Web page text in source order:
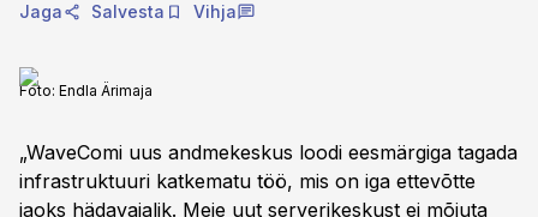
Jaga Salvesta Vihja
Foto: Endla Ärimaja
„WaveComi uus andmekeskus loodi eesmärgiga tagada
infrastruktuuri katkematu töö, mis on iga ettevõtte
jaoks hädavajalik. Meie uut serverikeskust ei mõjuta